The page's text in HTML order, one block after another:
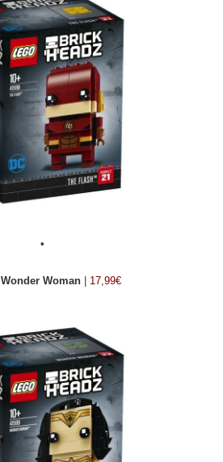
•
Wonder Woman 17,99€